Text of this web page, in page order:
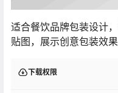
适合餐饮品牌包装设计
贴图，展示创意包装效果
下载权限